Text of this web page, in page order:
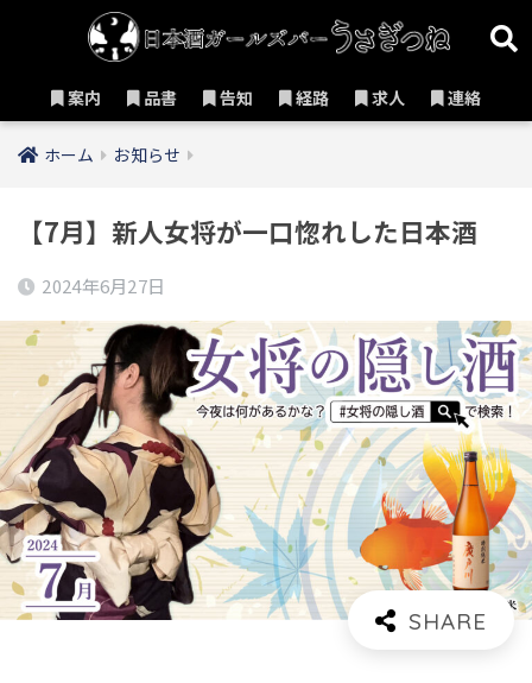
案内 品書 告知 経路 求人 連絡
ホーム お知らせ
【7月】新人女将が一口惚れした日本酒
2024年6月27日